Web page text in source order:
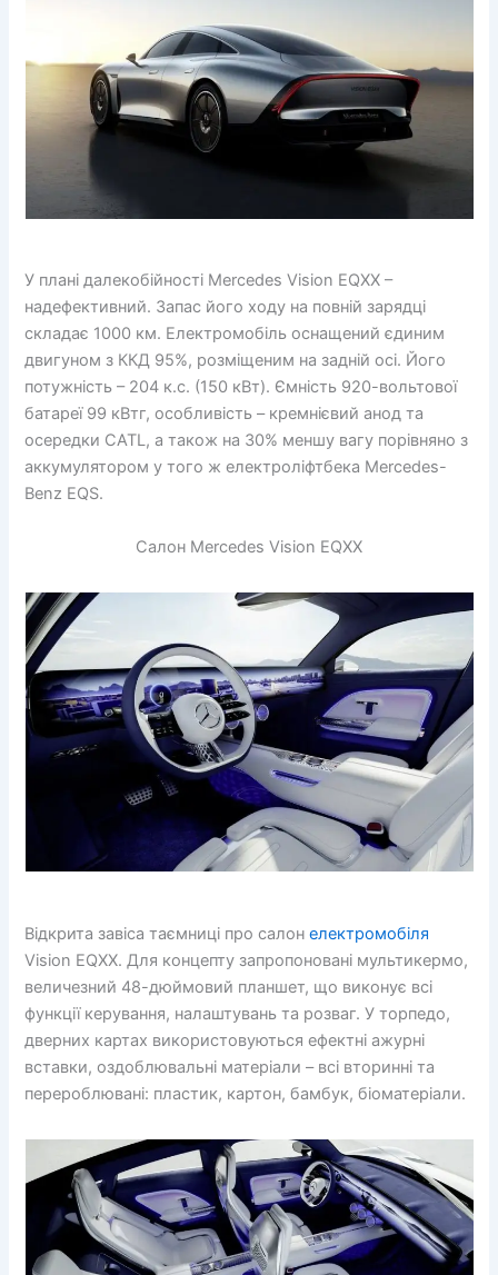
У плані далекобійності Mercedes Vision EQXX –
надефективний. Запас його ходу на повній зарядці
складає 1000 км. Електромобіль оснащений єдиним
двигуном з ККД 95%, розміщеним на задній осі. Його
потужність – 204 к.с. (150 кВт). Ємність 920-вольтової
батареї 99 кВтг, особливість – кремнієвий анод та
осередки САТL, а також на 30% меншу вагу порівняно з
аккумулятором у того ж електроліфтбека Mercedes-
Benz ЕQS.
Салон Mercedes Vision EQXX
Відкрита завіса таємниці про салонелектромобіля
Vision EQXX. Для концепту запропоновані мультикермо,
величезний 48-дюймовий планшет, що виконує всі
функції керування, налаштувань та розваг. У торпедо,
дверних картах використовуються ефектні ажурні
вставки, оздоблювальні матеріали – всі вторинні та
перероблювані: пластик, картон, бамбук, біоматеріали.